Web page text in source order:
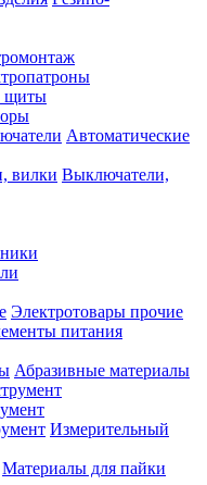
щиты
Автоматические
Выключатели,
Электротовары прочие
питания
Абразивные материалы
Измерительный
Материалы для пайки